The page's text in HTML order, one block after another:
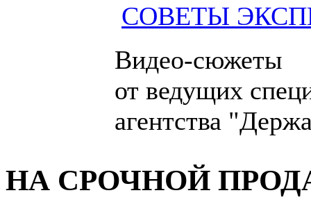
СОВЕТЫ
Видео-сюжеты
от ведущих
агентства
НА СРОЧНОЙ